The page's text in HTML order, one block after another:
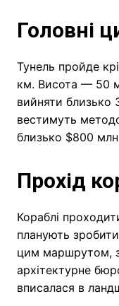
Головні
Тунель пройде
км. Висота — 50
вийняти близько
вестимуть
близько $800
Прохід
Кораблі
планують
цим маршрутом,
архітектурне
вписалася в